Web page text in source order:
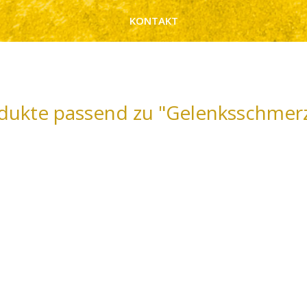
KONTAKT
passend zu